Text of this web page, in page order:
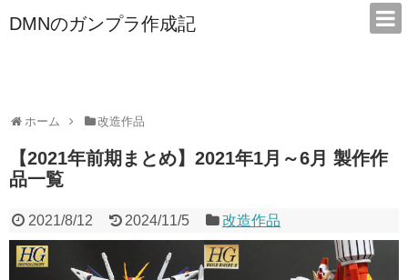
DMNのガンプラ作成記
ホーム 改造作品
【2021年前期まとめ】2021年1月～6月 製作作
品一覧
2021/8/12 2024/11/5 改造作品